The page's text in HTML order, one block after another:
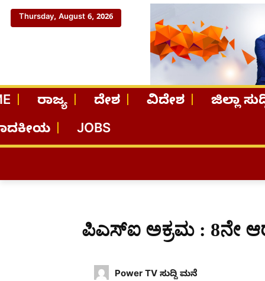
Thursday, August 6, 2026
ರಾಜ್ಯ ದೇಶ ವಿದೇಶ ಜಿಲ್ಲಾ
JOBS
ಪಿಎಸ್ಐ ಅಕ್ರಮ : 8ನೇ
Power TV ಸುದ್ದಿ ಮನೆ